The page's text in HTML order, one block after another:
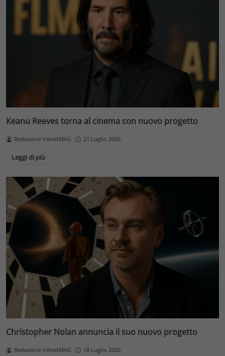
Keanu Reeves torna al cinema con nuovo progetto
Redazione VelvetMAG 21 Luglio 2026
Leggi di più
Christopher Nolan annuncia il suo nuovo progetto
Redazione VelvetMAG 18 Luglio 2026